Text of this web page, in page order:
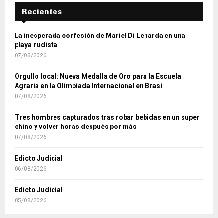
Recientes
La inesperada confesión de Mariel Di Lenarda en una
playa nudista
07/08/2026
Orgullo local: Nueva Medalla de Oro para la Escuela
Agraria en la Olimpíada Internacional en Brasil
07/08/2026
Tres hombres capturados tras robar bebidas en un super
chino y volver horas después por más
07/08/2026
Edicto Judicial
06/08/2026
Edicto Judicial
05/08/2026